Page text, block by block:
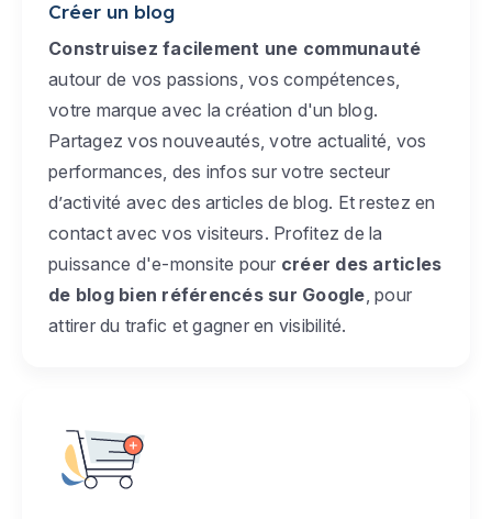
Créer un blog
Construisez facilement une communauté
autour de vos passions, vos compétences,
votre marque avec la création d'un blog.
Partagez vos nouveautés, votre actualité, vos
performances, des infos sur votre secteur
d’activité avec des articles de blog. Et restez en
contact avec vos visiteurs. Profitez de la
puissance d'e-monsite pour créer des articles
de blog bien référencés sur Google , pour
attirer du trafic et gagner en visibilité.